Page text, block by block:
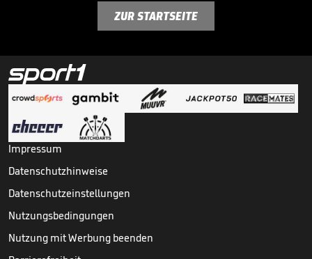
ZUR STARTSEITE
Impressum
Datenschutzhinweise
Datenschutzeinstellungen
Nutzungsbedingungen
Nutzung mit Werbung beenden